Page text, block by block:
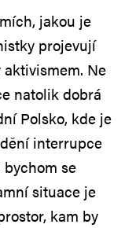
jakou je
projevují
Ne
natolik dobrá
Polsko, kde je
interrupce
bychom se
situace je
kam by